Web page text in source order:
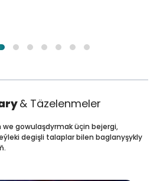
& Täzelenmeler
gowulaşdyrmak üçin bejergi,
degişli talaplar bilen baglanyşykly